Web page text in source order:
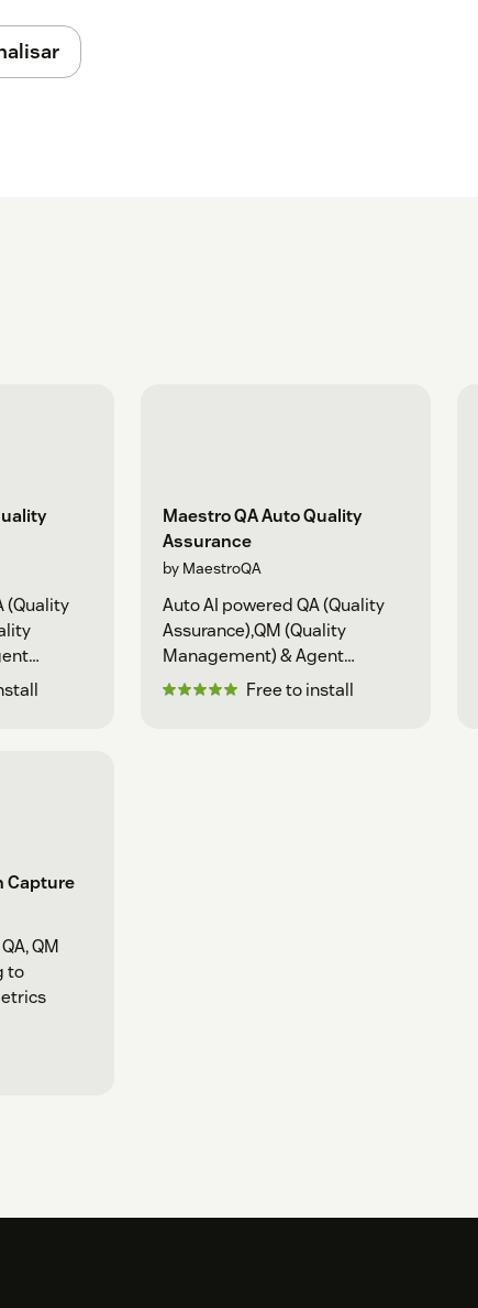
(Quality
Maestro QA Auto Quality
Assurance
by MaestroQA
Auto AI powered QA (Quality
Assurance),QM (Quality
Management) & Agent
coaching
Free to install
Capture
QM
to